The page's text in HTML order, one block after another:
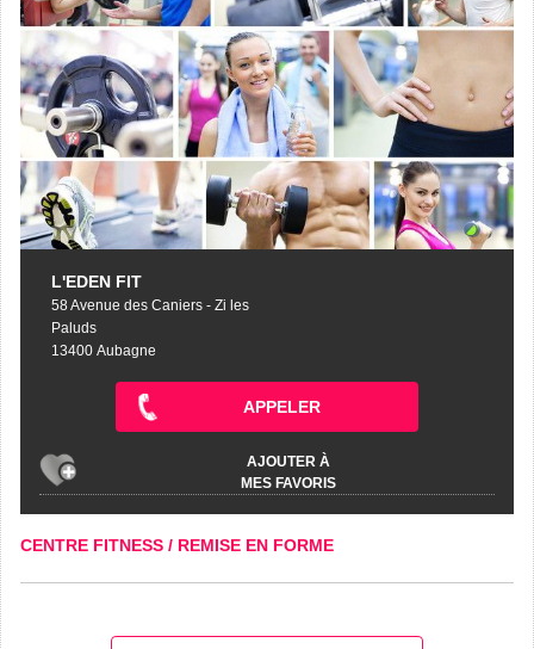
L'EDEN FIT
58 Avenue des Caniers - Zi les
Paluds
13400 Aubagne
APPELER
AJOUTER À
MES FAVORIS
CENTRE FITNESS / REMISE EN FORME